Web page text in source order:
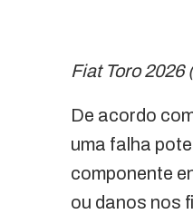
Fiat Toro 2026
De acordo
uma falha
componente
ou danos nos